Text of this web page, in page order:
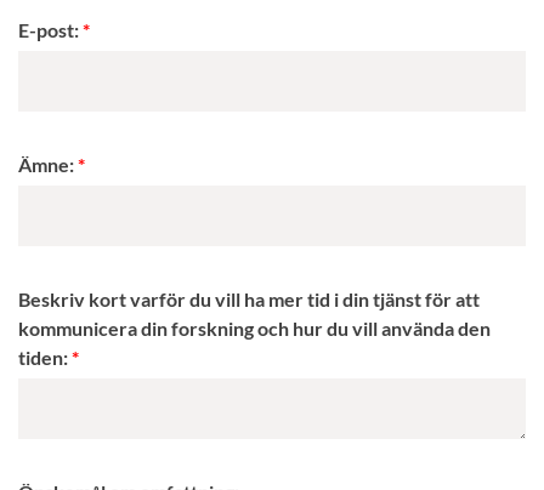
E-post:
Ämne:
Beskriv kort varför du vill ha mer tid i din tjänst för att
kommunicera din forskning och hur du vill använda den
tiden: